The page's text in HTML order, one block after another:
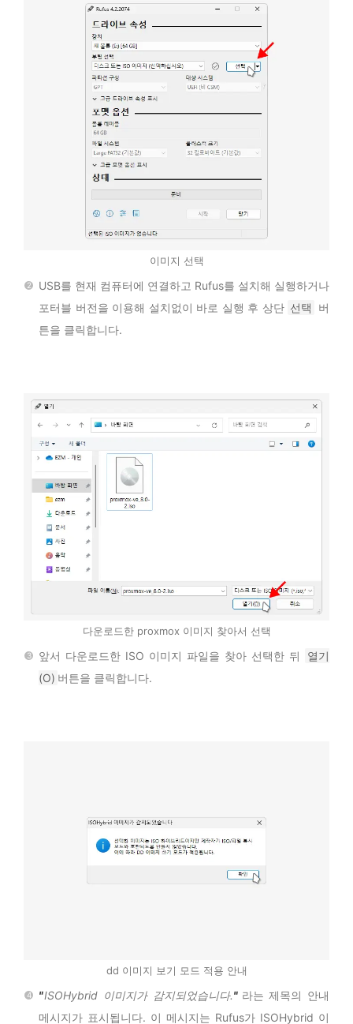
이미지 선택
USB를 현재 컴퓨터에 연결하고 Rufus를 설치해 실행하거나
포터블 버전을 이용해 설치없이 바로 실행 후 상단 선택
버
튼을 클릭합니다.
다운로드한 proxmox 이미지 찾아서 선택
앞서 다운로드한 ISO 이미지 파일을 찾아 선택한 뒤
열기
(O) 버튼을 클릭합니다.
dd 이미지 보기 모드 적용 안내
ISOHybrid 이미지가 감지되었습니다.
라는 제목의 안내
메시지가 표시됩니다. 이 메시지는 Rufus가 ISOHybrid 이